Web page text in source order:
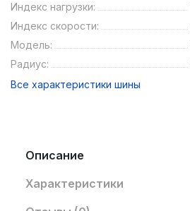
Индекс нагрузки:
Индекс скорости:
Модель:
Радиус:
Все характеристики шины
Описание
Характеристики